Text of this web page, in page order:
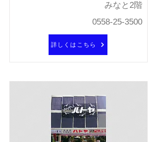
みなと2階
0558-25-3500
詳しくはこちら